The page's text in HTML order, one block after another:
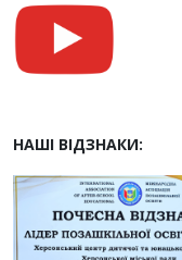
НАШІ ВІДЗНАКИ: